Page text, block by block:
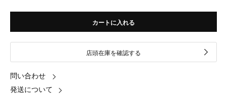
カートに入れる
店頭在庫を確認する
問い合わせ
発送について